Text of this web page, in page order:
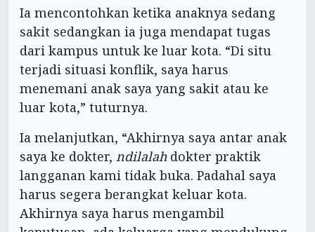
Ia mencontohkan ketika anaknya sedang
sakit sedangkan ia juga mendapat tugas
dari kampus untuk ke luar kota. “Di situ
terjadi situasi konflik, saya harus
menemani anak saya yang sakit atau ke
luar kota,” tuturnya.
Ia melanjutkan, “Akhirnya saya antar anak
saya ke dokter, ndilalahdokter praktik
langganan kami tidak buka. Padahal saya
harus segera berangkat keluar kota.
Akhirnya saya harus mengambil